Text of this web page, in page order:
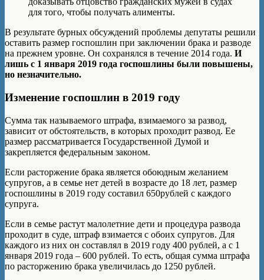
для того, чтобы получать алименты.
В результате бурных обсуждений проблемы депутаты решили
оставить размер госпошлин при заключении брака и разводе
на прежнем уровне. Он сохранялся в течение 2014 года. И
лишь с 1 января 2019 года госпошлины были повышены,
но незначительно.
Изменение госпошлин в 2019 году
Сумма так называемого штрафа, взимаемого за развод,
зависит от обстоятельств, в которых проходит развод. Ее
размер рассматривается Государственной Думой и
закрепляется федеральным законом.
Если расторжение брака является обоюдным желанием
супругов, а в семье нет детей в возрасте до 18 лет, размер
госпошлины в 2019 году составил 650рублей с каждого
супруга.
Если в семье растут малолетние дети и процедура развода
проходит в суде, штраф взимается с обоих супругов. Для
каждого из них он составлял в 2019 году 400 рублей, а с 1
января 2019 года – 600 рублей. То есть, общая сумма штрафа
по расторжению брака увеличилась до 1250 рублей.